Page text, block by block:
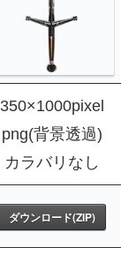
350×1000pixel
png(背景透過)
カラバリなし
ダウンロード(ZIP)